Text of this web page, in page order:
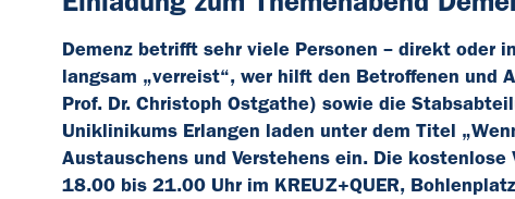
Demenz betrifft sehr viele Personen – direkt
langsam „verreist“, wer hilft den Betroffenen
Prof. Dr. Christoph Ostgathe) sowie die
Uniklinikums Erlangen laden unter dem Titel
Austauschens und Verstehens ein. Die
18.00 bis 21.00 Uhr im KREUZ+QUER,